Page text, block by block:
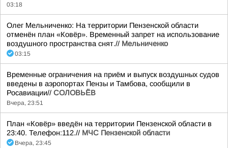
03:18
Олег Мельниченко: На территории Пензенской области
отменён план «Ковёр». Временный запрет на использование
воздушного пространства снят.// Мельниченко
03:15
Временные ограничения на приём и выпуск воздушных судов
введены в аэропортах Пензы и Тамбова, сообщили в
Росавиации// СОЛОВЬЁВ
Вчера, 23:51
План «Ковёр» введён на территории Пензенской области в
23:40. Телефон:112.// МЧС Пензенской области
Вчера, 23:45